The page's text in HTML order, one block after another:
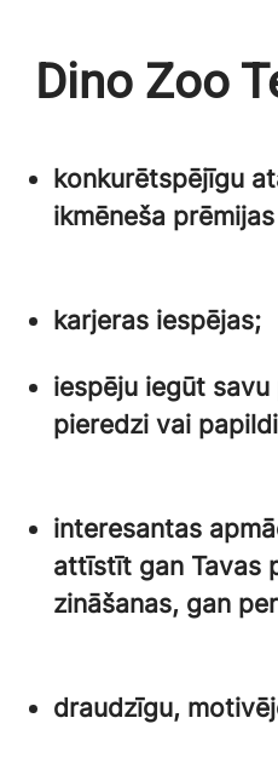
Dino Zoo
konkurētspējīgu
ikmēneša
karjeras iespējas;
iespēju iegūt
pieredzi vai
interesantas
attīstīt gan Tavas
zināšanas, gan
draudzīgu,